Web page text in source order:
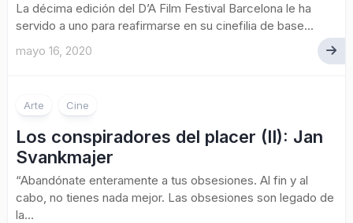
La décima edición del D’A Film Festival Barcelona le ha
servido a uno para reafirmarse en su cinefilia de base...
mayo 16, 2020
Arte Cine
Los conspiradores del placer (II): Jan
Svankmajer
“Abandónate enteramente a tus obsesiones. Al fin y al
cabo, no tienes nada mejor. Las obsesiones son legado de
la...